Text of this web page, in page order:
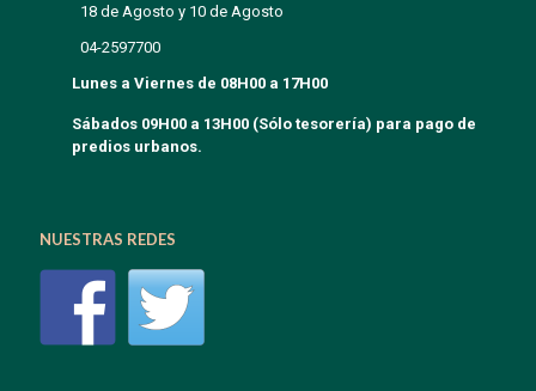
18 de Agosto y 10 de Agosto
04-2597700
Lunes a Viernes de 08H00 a 17H00
Sábados 09H00 a 13H00 (Sólo tesorería) para pago de
predios urbanos.
NUESTRAS REDES